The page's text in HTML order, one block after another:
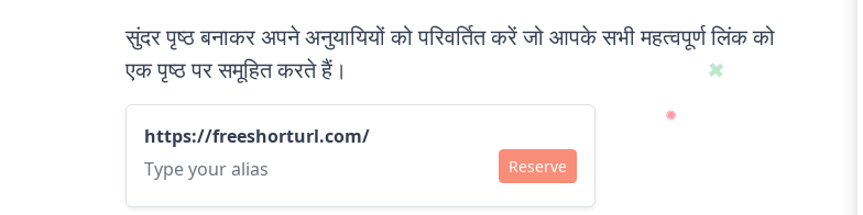
सुंदर पृष्ठ बनाकर अपने अनुयायियों को परिवर्तित करें जो आपके सभी महत्वपूर्ण लिंक को
एक पृष्ठ पर समूहित करते हैं।
https://freeshorturl.com/
Reserve